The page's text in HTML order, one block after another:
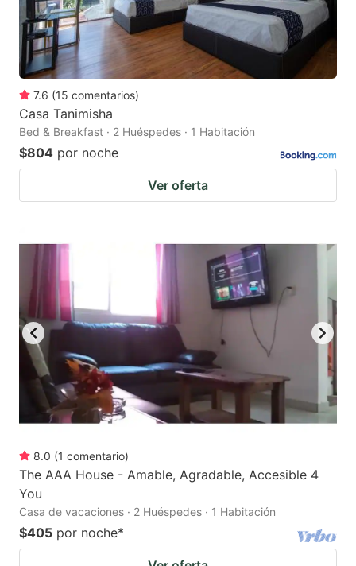
7.6 (15 comentarios)
Casa Tanimisha
Bed & Breakfast · 2 Huéspedes · 1 Habitación
$804 por noche
Ver oferta
8.0 (1 comentario)
The AAA House - Amable, Agradable, Accesible 4
You
Casa de vacaciones · 2 Huéspedes · 1 Habitación
$405 por noche*